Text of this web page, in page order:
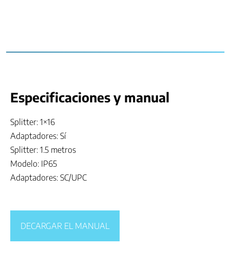
Especificaciones y manual
Splitter: 1×16
Adaptadores: Sí
Splitter: 1.5 metros
Modelo: IP65
Adaptadores: SC/UPC
DECARGAR EL MANUAL